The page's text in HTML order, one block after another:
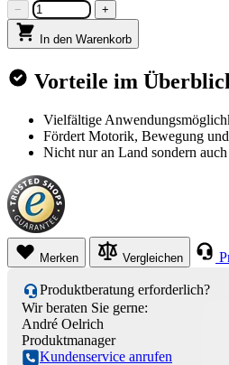
− +
In den Warenkorb
Vorteile im
Vielfältige
Fördert Motorik, Bewegung
Nicht nur an Land sondern
Merken Vergleichen
Produktberatung erforderlich?
Wir beraten Sie gerne:
André Oelrich
Produktmanager
Kundenservice anrufen